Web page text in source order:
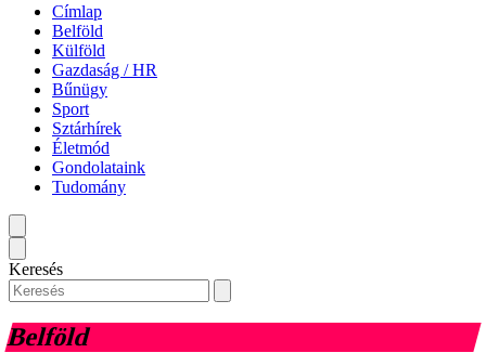
Címlap
Belföld
Külföld
Gazdaság / HR
Bűnügy
Sport
Sztárhírek
Életmód
Gondolataink
Tudomány
Keresés
Belföld